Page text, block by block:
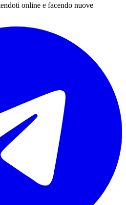
online e facendo nuove